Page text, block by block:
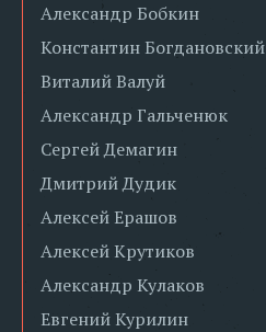
Александр Бобкин
Константин Богдановский
Виталий Валуй
Александр Гальченюк
Сергей Демагин
Дмитрий Дудик
Алексей Ерашов
Алексей Крутиков
Александр Кулаков
Евгений Курилин